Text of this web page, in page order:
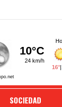
SOCIEDAD